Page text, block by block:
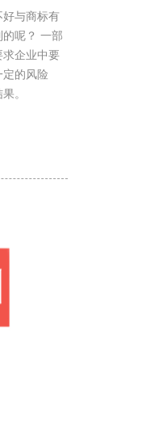
好与商标有
呢？ 一部
求企业中要
的风险
。